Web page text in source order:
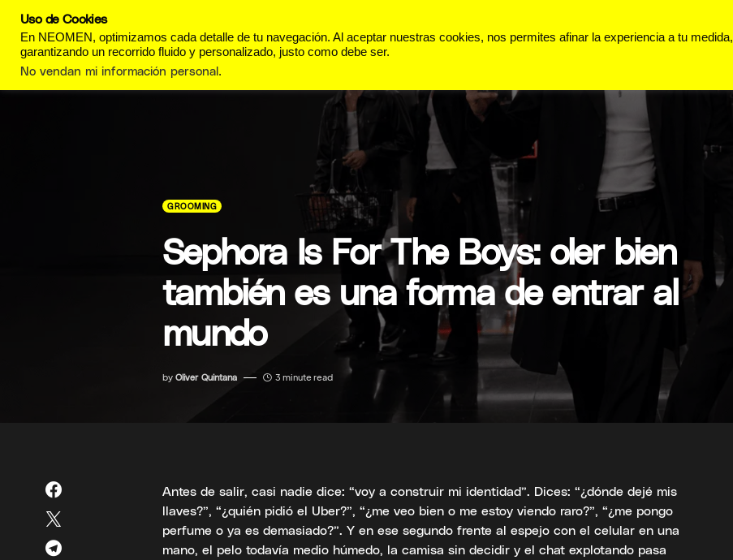
GROOMING
Sephora Is For The Boys: oler bien
también es una forma de entrar al
mundo
by Oliver Quintana 3 minute read
Antes de salir, casi nadie dice: “voy a construir mi identidad”. Dices: “¿dónde dejé mis
llaves?”, “¿quién pidió el Uber?”, “¿me veo bien o me estoy viendo raro?”, “¿me pongo
perfume o ya es demasiado?”. Y en ese segundo frente al espejo con el celular en una
mano, el pelo todavía medio húmedo, la camisa sin decidir y el chat explotando pasa
Uso de Cookies
En NEOMEN, optimizamos cada detalle de tu navegación. Al aceptar nuestras cookies, nos permites afinar la experiencia a tu medida,
garantizando un recorrido fluido y personalizado, justo como debe ser.
No vendan mi información personal.